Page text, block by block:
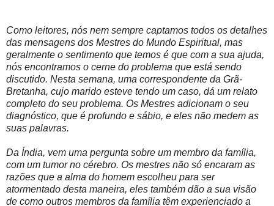
Como leitores, nós nem sempre captamos todos os detalhes
das mensagens dos Mestres do Mundo Espiritual, mas
geralmente o sentimento que temos é que com a sua ajuda,
nós encontramos o cerne do problema que está sendo
discutido. Nesta semana, uma correspondente da Grã-
Bretanha, cujo marido esteve tendo um caso, dá um relato
completo do seu problema. Os Mestres adicionam o seu
diagnóstico, que é profundo e sábio, e eles não medem as
suas palavras.
Da Índia, vem uma pergunta sobre um membro da família,
com um tumor no cérebro. Os mestres não só encaram as
razões que a alma do homem escolheu para ser
atormentado desta maneira, eles também dão a sua visão
de como outros membros da família têm experienciado a